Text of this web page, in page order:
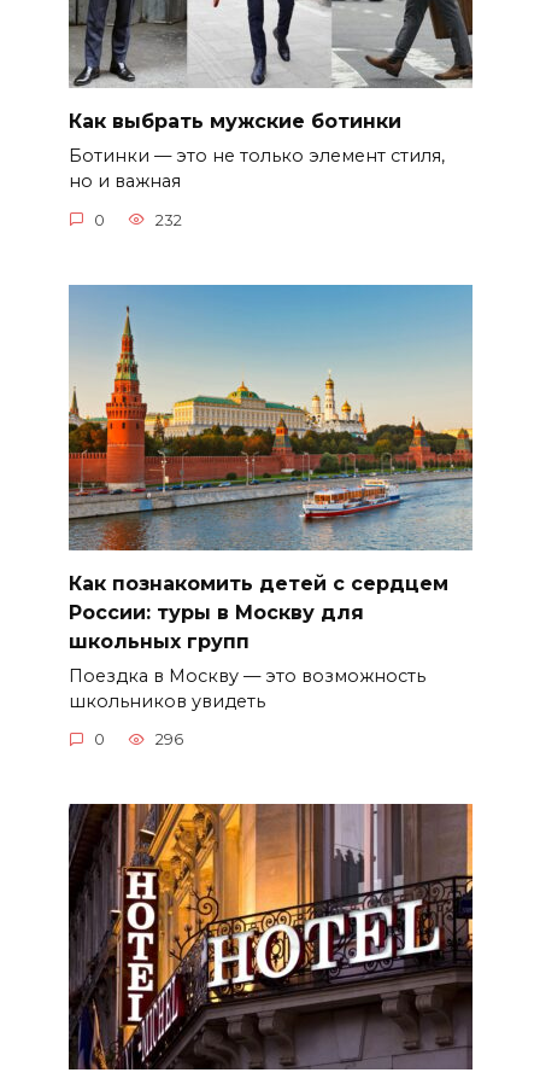
Как выбрать мужские ботинки
Ботинки — это не только элемент стиля,
но и важная
0 232
Как познакомить детей с сердцем
России: туры в Москву для
школьных групп
Поездка в Москву — это возможность
школьников увидеть
0 296